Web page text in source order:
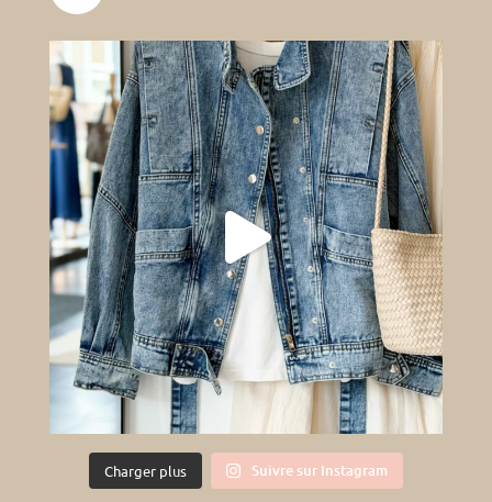
Charger plus Suivre sur Instagram